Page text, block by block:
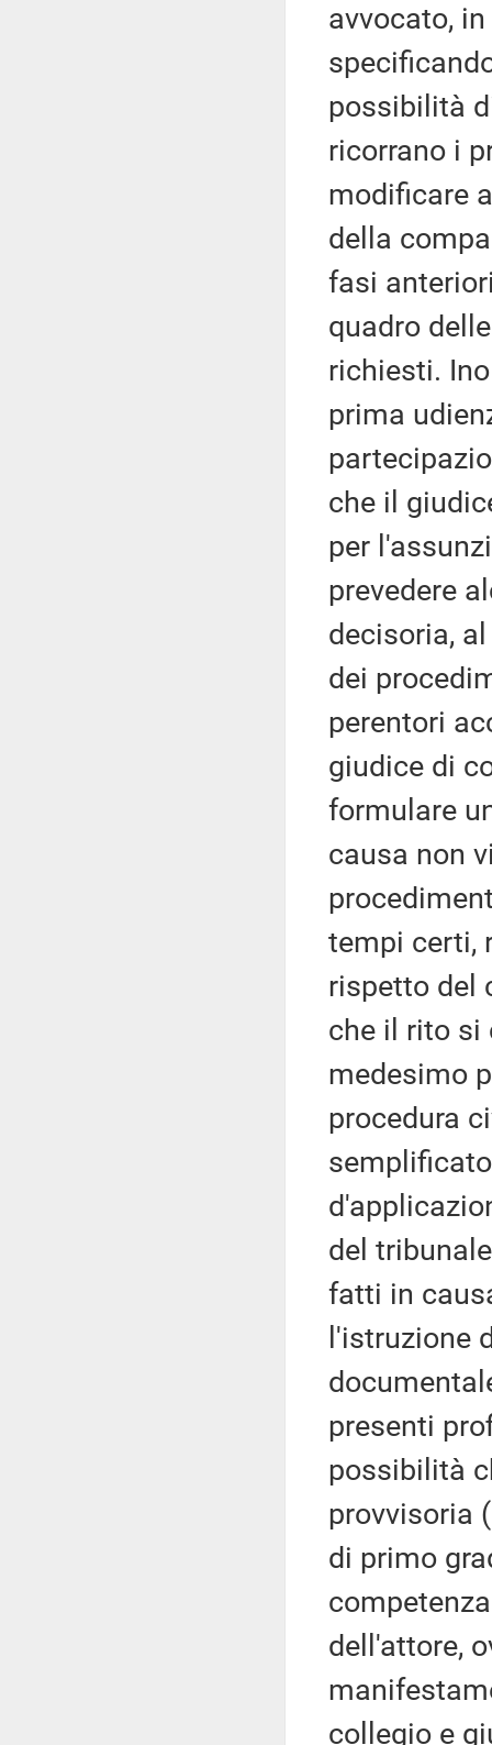
avvocato,
possibilità
ricorrano i
modificare
della
fasi
quadro
richiesti.
prima
che il
per
prevedere
decisoria,
dei
perentori
giudice di
formulare
causa non
tempi certi,
rispetto del
che il rito si
medesimo
procedura
del
fatti in
l'istruzione
presenti
possibilità
provvisoria
di primo
dell'attore,
collegio e